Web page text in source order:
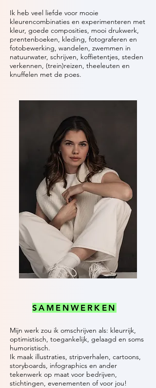
Ik heb veel liefde voor mooie
kleurencombinaties en experimenteren met
kleur, goede composities, mooi drukwerk,
prentenboeken, kleding, fotograferen en
fotobewerking, wandelen, zwemmen in
natuurwater, schrijven, koffietentjes, steden
verkennen, (trein)reizen, theeleuten en
knuffelen met de poes.
SAMENWERKEN
Mijn werk zou ik omschrijven als: kleurrijk,
optimistisch, toegankelijk, gelaagd en soms
humoristisch.
Ik maak illustraties, stripverhalen, cartoons,
storyboards, infographics en ander
tekenwerk op maat voor bedrijven,
stichtingen, evenementen of voor jou!